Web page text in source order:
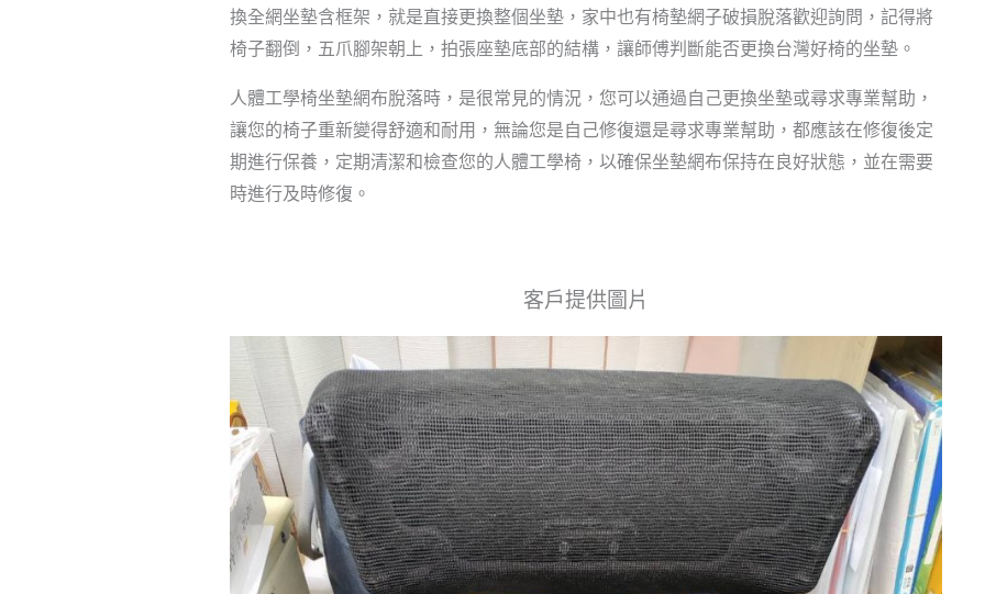
換全網坐墊含框架，就是直接更換整個坐墊，家中也有椅墊網子破損脫落歡迎詢問，記得將
椅子翻倒，五爪腳架朝上，拍張座墊底部的結構，讓師傅判斷能否更換台灣好椅的坐墊。
人體工學椅坐墊網布脫落時，是很常見的情況，您可以通過自己更換坐墊或尋求專業幫助，
讓您的椅子重新變得舒適和耐用，無論您是自己修復還是尋求專業幫助，都應該在修復後定
期進行保養，定期清潔和檢查您的人體工學椅，以確保坐墊網布保持在良好狀態，並在需要
時進行及時修復。
客戶提供圖片